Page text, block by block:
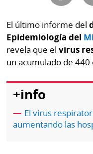
Kiosko
digital
Luctuosas
al
lector
Buenas
OTROS
SITIOS
El último informe del
Epidemiología del
revela que elvirus
un acumulado de 440
+info
El virus
aumentando las